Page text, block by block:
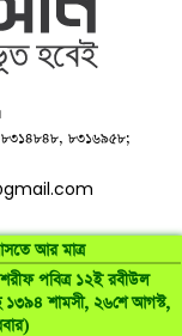
আর মাত্র
শরীফ পবিত্র ১২ই রবীউল
১৩৯৪ শামসী, ২৬শে আগস্ট,
৮৩১৬৯৫৮;
| Developed by: